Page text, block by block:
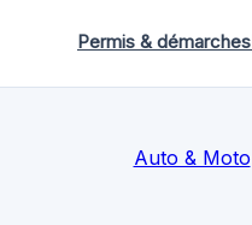
Permis & démarches
Auto & Moto